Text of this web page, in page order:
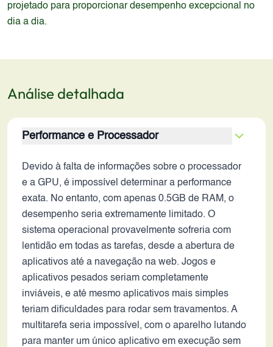
projetado para proporcionar desempenho excepcional no
dia a dia.
Análise detalhada
Performance e Processador
Devido à falta de informações sobre o processador
e a GPU, é impossível determinar a performance
exata. No entanto, com apenas 0.5GB de RAM, o
desempenho seria extremamente limitado. O
sistema operacional provavelmente sofreria com
lentidão em todas as tarefas, desde a abertura de
aplicativos até a navegação na web. Jogos e
aplicativos pesados seriam completamente
inviáveis, e até mesmo aplicativos mais simples
teriam dificuldades para rodar sem travamentos. A
multitarefa seria impossível, com o aparelho lutando
para manter um único aplicativo em execução sem